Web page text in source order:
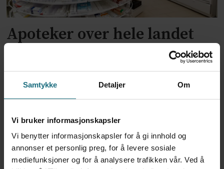
Samtykke Detaljer Om
Vi bruker informasjonskapsler
Vi benytter informasjonskapsler for å gi innhold og
annonser et personlig preg, for å levere sosiale
mediefunksjoner og for å analysere trafikken vår. Ved å
Apoteker over hele landet